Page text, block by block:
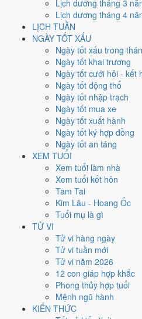
Lịch dương tháng 3
Lịch dương tháng 4
LỊCH TUẦN
NGÀY TỐT XẤU
Ngày tốt xấu trong
Ngày tốt khai trương
Ngày tốt cưới hỏi - kết
Ngày tốt động thổ
Ngày tốt nhập trạch
Ngày tốt mua xe
Ngày tốt xuất hành
Ngày tốt ký hợp đồng
Ngày tốt an táng
XEM TUỔI
Xem tuổi làm nhà
Xem tuổi kết hôn
Tam Tai
Kim Lâu - Hoang Ốc
Tuổi mụ là gì
TỬ VI
Tử vi hàng ngày
Tử vi tuần mới
Tử vi năm 2026
12 con giáp hợp khắc
Phong thủy hợp tuổi
Mệnh ngũ hành
KIẾN THỨC
Thủy. Tổng hòa, đây làNgày Bình
cho các việc quan trọng. Giờ Hoàng
Ngọ, Mùi, Dậu
Ngày Dương
Tháng 11 năm 2029
Tháng 10 âm năm 2029
Tiết Lập
Bính Tý
Kỷ Dậu
Ngày Ất Mão có TrựcĐịnh(ngày yên
Huyền Vũ hắc đạo. Điểm trung bình
Ngày Bình Hòa, phù hợp với công
Mùi, Hợi, Tuấthợp ngày; tuổi